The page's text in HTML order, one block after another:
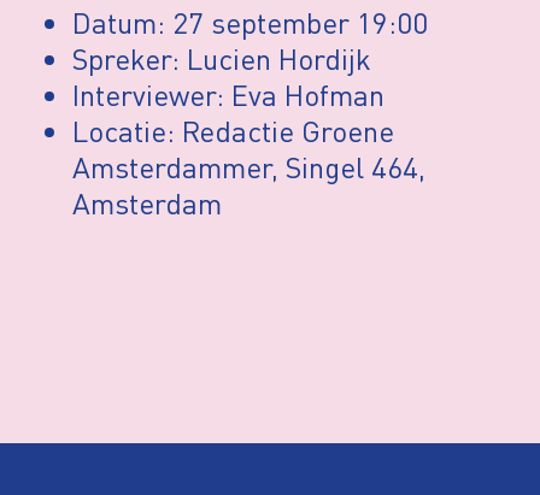
Datum: 27 september 19:00
Spreker: Lucien Hordijk
Interviewer: Eva Hofman
Locatie: Redactie Groene
Amsterdammer, Singel 464,
Amsterdam